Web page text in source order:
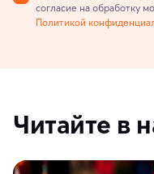
согласие на обработку
Политикой
Читайте в